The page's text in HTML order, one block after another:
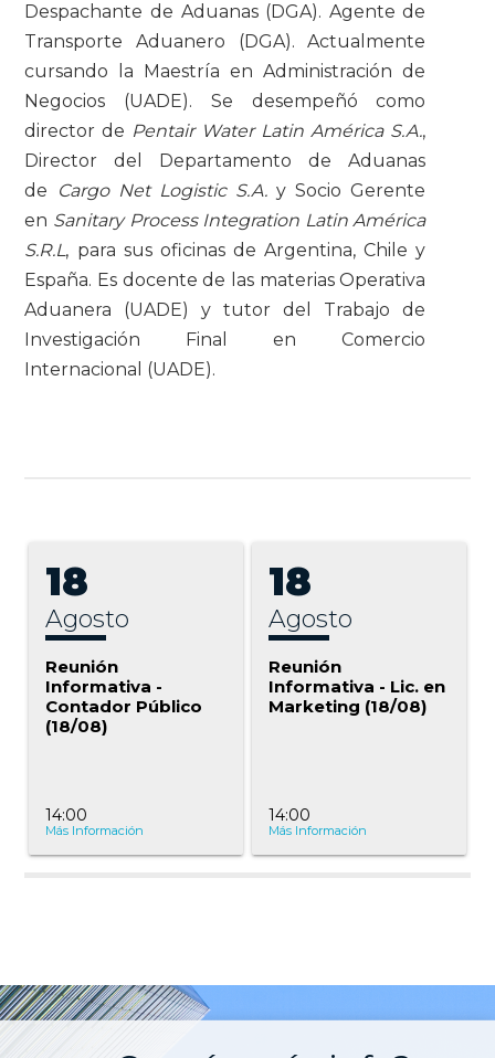
Despachante de Aduanas (DGA). Agente de
Transporte Aduanero (DGA). Actualmente
cursando la Maestría en Administración de
Negocios (UADE). Se desempeñó como
director de Pentair Water Latin América S.A.,
Director del Departamento de Aduanas
de
Cargo Net Logistic S.A.y Socio Gerente
en Sanitary Process Integration Latin América
S.R.L, para sus oficinas de Argentina, Chile y
España. Es docente de las materias Operativa
Aduanera (UADE) y tutor del Trabajo de
Investigación Final en Comercio
Internacional (UADE).
18
agosto
Reunión
Informativa -
Contador Público
(18/08)
14:00
Más Información
18
agosto
Reunión
Informativa - Lic. en
Marketing (18/08)
14:00
Más Información